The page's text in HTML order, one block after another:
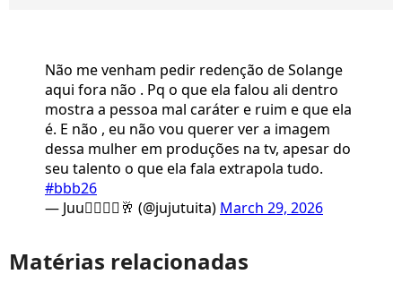
Não me venham pedir redenção de Solange
aqui fora não . Pq o que ela falou ali dentro
mostra a pessoa mal caráter e ruim e que ela
é. E não , eu não vou querer ver a imagem
dessa mulher em produções na tv, apesar do
seu talento o que ela fala extrapola tudo.
#bbb26
— Juu🧙🏻‍♀️🥂 (@jujutuita) March 29, 2026
Matérias relacionadas